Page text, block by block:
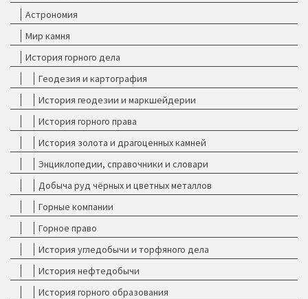
Астрономия
Мир камня
История горного дела
Геодезия и картография
История геодезии и маркшейдерии
История горного права
История золота и драгоценных камней
Энциклопедии, справочники и словари
Добыча руд чёрных и цветных металлов
Горные компании
Горное право
История угледобычи и торфяного дела
История нефтедобычи
История горного образования